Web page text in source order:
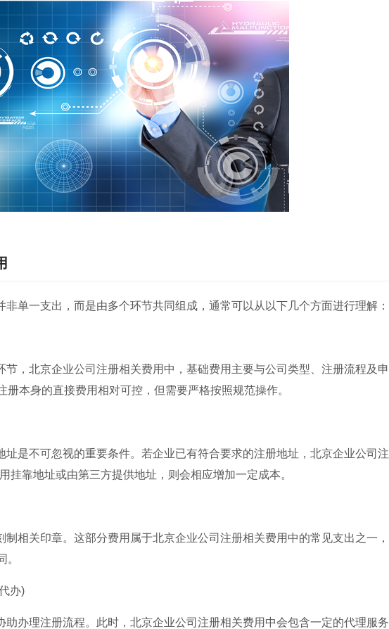
非单一支出，而是由多个环节共同组成，通常可以从以下几个方面进行理解：
节，北京企业公司注册相关费用中，基础费用主要与公司类型、注册流程及申
本身的直接费用相对可控，但需要严格按照规范操作。
址是不可忽视的重要条件。若企业已有符合要求的注册地址，北京企业公司注
挂靠地址或由第三方提供地址，则会相应增加一定成本。
相关印章。这部分费用属于北京企业公司注册相关费用中的常见支出之一，
。
办)
助办理注册流程。此时，北京企业公司注册相关费用中会包含一定的代理服务